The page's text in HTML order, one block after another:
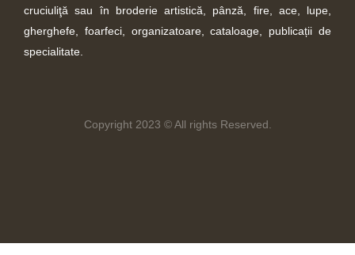
cruciuliţă sau în broderie artistică, pânză, fire, ace, lupe,
gherghefe, foarfeci, organizatoare, cataloage, publicații de
specialitate.
Copyright 2023 © All rights Reserved.